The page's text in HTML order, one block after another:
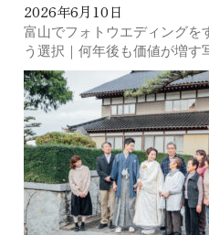
2026年6月10日
富山でフォトウエディングを
う選択｜何年後も価値が増す